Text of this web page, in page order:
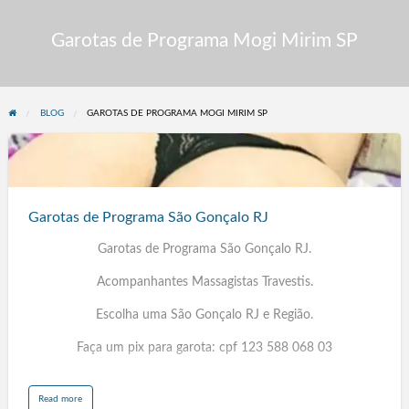
Garotas de Programa Mogi Mirim SP
BLOG GAROTAS DE PROGRAMA MOGI MIRIM SP
de
Programa
Garotas de Programa São Gonçalo RJ
Garotas de Programa São Gonçalo RJ.
Acompanhantes Massagistas Travestis.
Escolha uma São Gonçalo RJ e Região.
Faça um pix para garota: cpf 123 588 068 03
Maringá PR, Londrina PR, Santa Rita PB, Campina Grande PB,
Read morea